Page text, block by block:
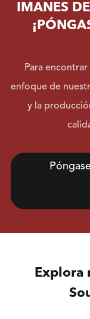
IMANES
Para
enfoque de
y la
Explora